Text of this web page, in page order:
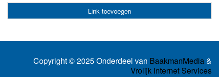
Link toevoegen
Copyright © 2025 Onderdeel van BaakmanMedia&
Vrolijk Internet Services